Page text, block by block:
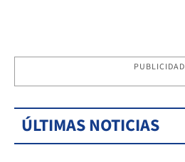
PUBLICIDAD
ÚLTIMAS NOTICIAS